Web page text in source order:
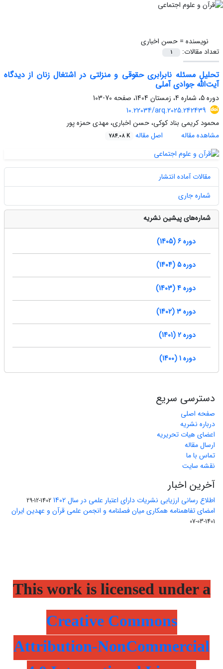
نویسنده =حسن اخباری
تعداد مقالات:
1
تحلیل مسئله نابرابری حقوقی و منزلتی در اشتغال زنان از دیدگاه
آیت‌الله جوادی آملی
دوره 5، شماره 4، زمستان 1404، صفحه
70-103
10.22034/arq.2025.242439
محمود کریمی بناد کوکی، حسن اخباری، مهدی حمزه پور
مشاهده مقاله
اصل مقاله 784.08 K
مقالات آماده انتشار
شماره جاری
شماره‌های پیشین نشریه
دوره 6 (1405)
دوره 5 (1404)
دوره 4 (1403)
دوره 3 (1402)
دوره 2 (1401)
دوره 1 (1400)
دسترسی سریع
صفحه اصلی
درباره نشریه
اعضای هیات تحریریه
ارسال مقاله
تماس با ما
نقشه سایت
آخرین اخبار
اطلاع رسانی ارزیابی نشریات دارای اعتبار علمی در سال 1402 1402-12-29
امضای تفاهمنامه همکاری میان فصلنامه و انجمن علمی قرآن و عهدین ایران
1401-03-07
This work is licensed under a
Creative Commons
Attribution-NonCommercial